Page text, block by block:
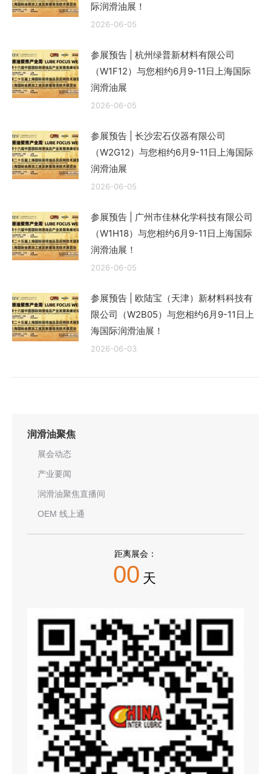
际润滑油展！
2026-06-05
参展预告 | 杭州绿普新材料有限公司
（W1F12）与您相约6月9-11日上海国际
润滑油展
2026-06-05
参展预告 | 长沙宏石仪器有限公司
（W2G12）与您相约6月9-11日上海国际
润滑油展
2026-06-05
参展预告 | 广州市佳林化学科技有限公司
（W1H18）与您相约6月9-11日上海国际
润滑油展！
2026-06-05
参展预告 | 欧陆宝（天津）新材料科技有
限公司（W2B05）与您相约6月9-11日上
海国际润滑油展！
2026-06-03
润滑油聚焦
展会动态
产业要闻
润滑油聚焦直播间
OEM 线上通
距离展会：
00 天